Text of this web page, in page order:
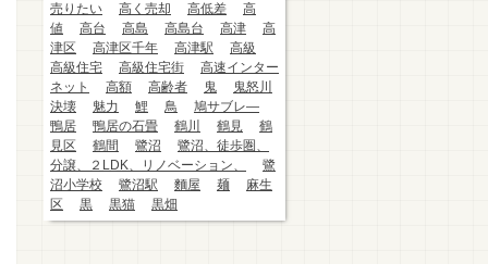
売りたい
高く売却 高低差
高
値
高台 高島 高島台 高津
高
津区
高津区千年 高津駅
高級
高級住宅
高級住宅街
高速インター
ネット
高額 高齢者 鬼
鬼怒川
決壊
魅力 鯉 鳥
鳩サブレ―
鴨居
鴨居の石畳 鶴川 鶴見
鶴
見区
鶴間 鷺沼
鷺沼、徒歩圏、
分譲、２LDK、リノベーション、
鷺
沼小学校
鷺沼駅 麵屋 麺
麻生
区
黒 黒猫 黒畑